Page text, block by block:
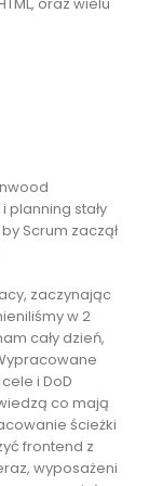
oraz wielu
planning stały
Scrum zaczął
zaczynając
w 2
cały dzień,
i DoD
co mają
ścieżki
frontend z
wyposażeni